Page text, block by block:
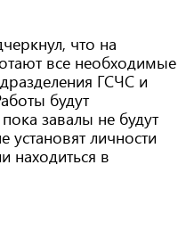
что на
все необходимые
ГСЧС и
будут
завалы не будут
личности
находиться в